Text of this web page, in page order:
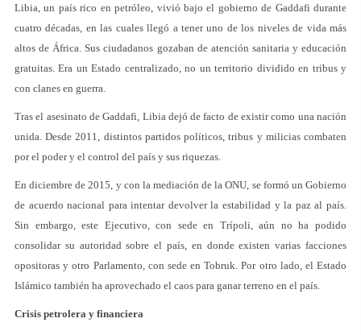
Libia, un país rico en petróleo, vivió bajo el gobierno de Gaddafi durante
cuatro décadas, en las cuales llegó a tener uno de los niveles de vida más
altos de África. Sus ciudadanos gozaban de atención sanitaria y educación
gratuitas. Era un Estado centralizado, no un territorio dividido en tribus y
con clanes en guerra.
Tras el asesinato de Gaddafi, Libia dejó de facto de existir como una nación
unida. Desde 2011, distintos partidos políticos, tribus y milicias combaten
por el poder y el control del país y sus riquezas.
En diciembre de 2015, y con la mediación de la ONU, se formó un Gobierno
de acuerdo nacional para intentar devolver la estabilidad y la paz al país.
Sin embargo, este Ejecutivo, con sede en Trípoli, aún no ha podido
consolidar su autoridad sobre el país, en donde existen varias facciones
opositoras y otro Parlamento, con sede en Tobruk. Por otro lado, el Estado
Islámico también ha aprovechado el caos para ganar terreno en el país.
Crisis petrolera y financiera